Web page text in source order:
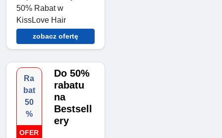
50% Rabat w
KissLove Hair
zobacz ofertę
Ra
bat
50
%
OFER
Do 50%
rabatu
na
Bestsell
ery